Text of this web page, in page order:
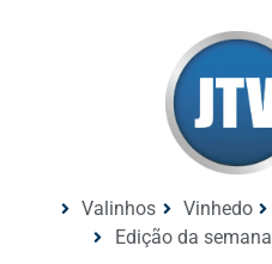
Valinhos Vinhedo
Edição da semana